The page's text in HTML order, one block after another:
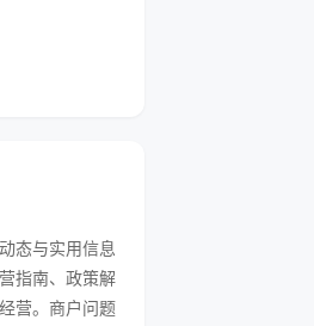
态与实用信息
指南、政策解
营。商户问题